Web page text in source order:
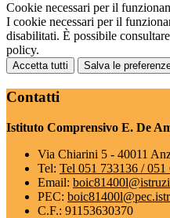
Cookie necessari per il
I cookie necessari per il
disabilitati. È possibile
policy.
Accetta tutti Salva le
Contatti
Istituto Comprensivo E. De
Via Chiarini 5 - 40011
Tel: Tel 051 733136 / 051
Email:
PEC:
C.F.: 91153630370